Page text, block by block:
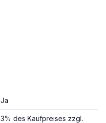
Ja
3% des Kaufpreises zzgl.